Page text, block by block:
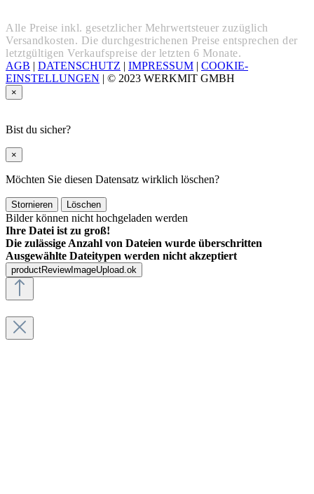
Alle Preise inkl. gesetzlicher Mehrwertsteuer zuzüglich
Versandkosten. Die durchgestrichenen Preise entsprechen der
letztgültigen Verkaufspreise der letzten 6 Monate.
AGB | DATENSCHUTZ | IMPRESSUM | COOKIE-
EINSTELLUNGEN | © 2023 WERKMIT GMBH
×
Bist du sicher?
×
Möchten Sie diesen Datensatz wirklich löschen?
Stornieren Löschen
Bilder können nicht hochgeladen werden
Ihre Datei ist zu groß!
Die zulässige Anzahl von Dateien wurde überschritten
Ausgewählte Dateitypen werden nicht akzeptiert
productReviewImageUpload.ok